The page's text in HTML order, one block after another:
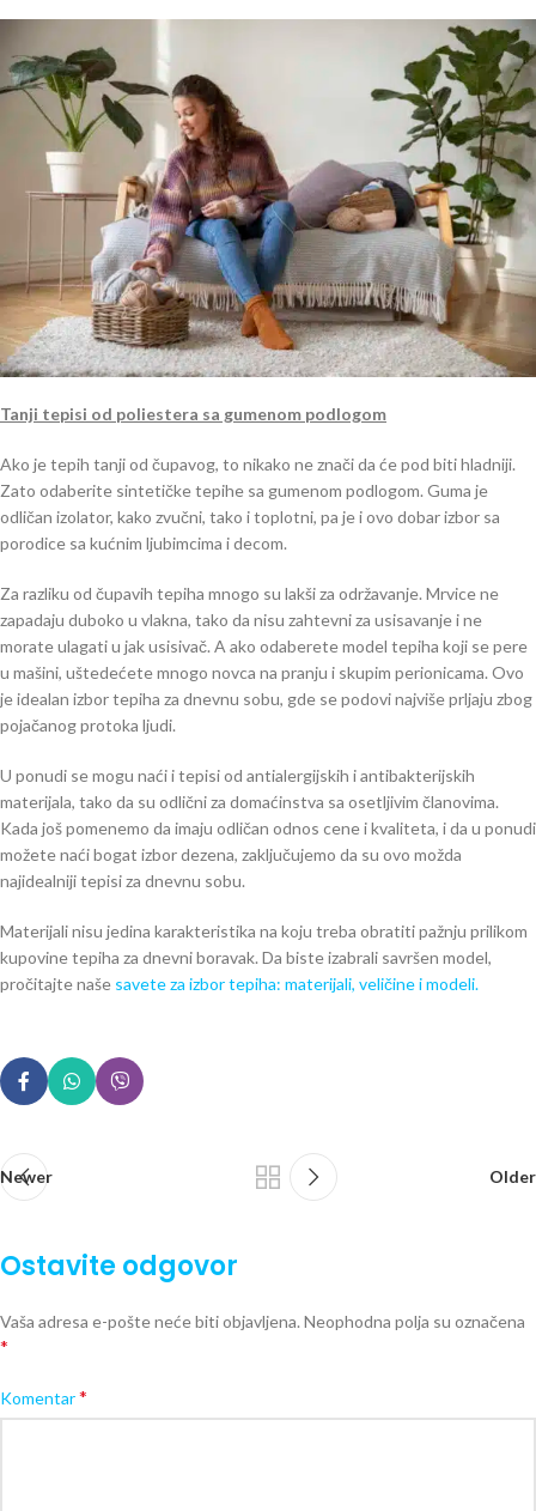
Tanji tepisi od poliestera sa gumenom podlogom
Ako je tepih tanji od čupavog, to nikako ne znači da će pod biti hladniji.
Zato odaberite sintetičke tepihe sa gumenom podlogom. Guma je
odličan izolator, kako zvučni, tako i toplotni, pa je i ovo dobar izbor sa
porodice sa kućnim ljubimcima i decom.
Za razliku od čupavih tepiha mnogo su lakši za održavanje. Mrvice ne
zapadaju duboko u vlakna, tako da nisu zahtevni za usisavanje i ne
morate ulagati u jak usisivač. A ako odaberete model tepiha koji se pere
u mašini, uštedećete mnogo novca na pranju i skupim perionicama. Ovo
je idealan izbor tepiha za dnevnu sobu, gde se podovi najviše prljaju zbog
pojačanog protoka ljudi.
U ponudi se mogu naći i tepisi od antialergijskih i antibakterijskih
materijala, tako da su odlični za domaćinstva sa osetljivim članovima.
Kada još pomenemo da imaju odličan odnos cene i kvaliteta, i da u ponudi
možete naći bogat izbor dezena, zaključujemo da su ovo možda
najidealniji tepisiza dnevnu sobu.
Materijali nisu jedina karakteristika na koju treba obratiti pažnju prilikom
kupovine tepiha za dnevni boravak. Da biste izabrali savršen model,
pročitajte naše saveteza izbor tepiha: materijali, veličinei modeli.
Newer Older
Ostavite odgovor
Vaša adresa e-pošte neće biti objavljena. Neophodna polja su označena
*
Komentar*